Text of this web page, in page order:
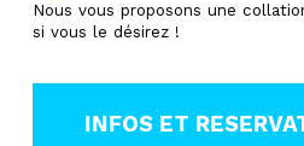
Nous vous proposons une
si vous le désirez !
INFOS ET